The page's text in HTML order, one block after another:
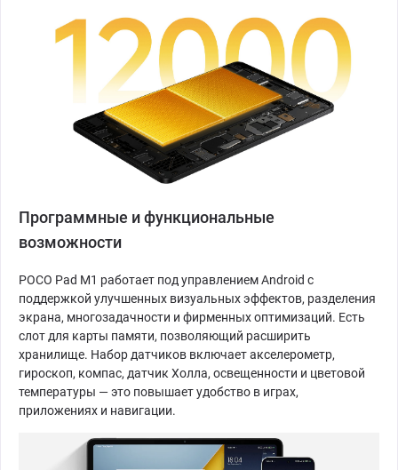
Программные и функциональные
возможности
POCO Pad M1 работает под управлением Android с
поддержкой улучшенных визуальных эффектов, разделения
экрана, многозадачности и фирменных оптимизаций. Есть
слот для карты памяти, позволяющий расширить
хранилище. Набор датчиков включает акселерометр,
гироскоп, компас, датчик Холла, освещенности и цветовой
температуры — это повышает удобство в играх,
приложениях и навигации.